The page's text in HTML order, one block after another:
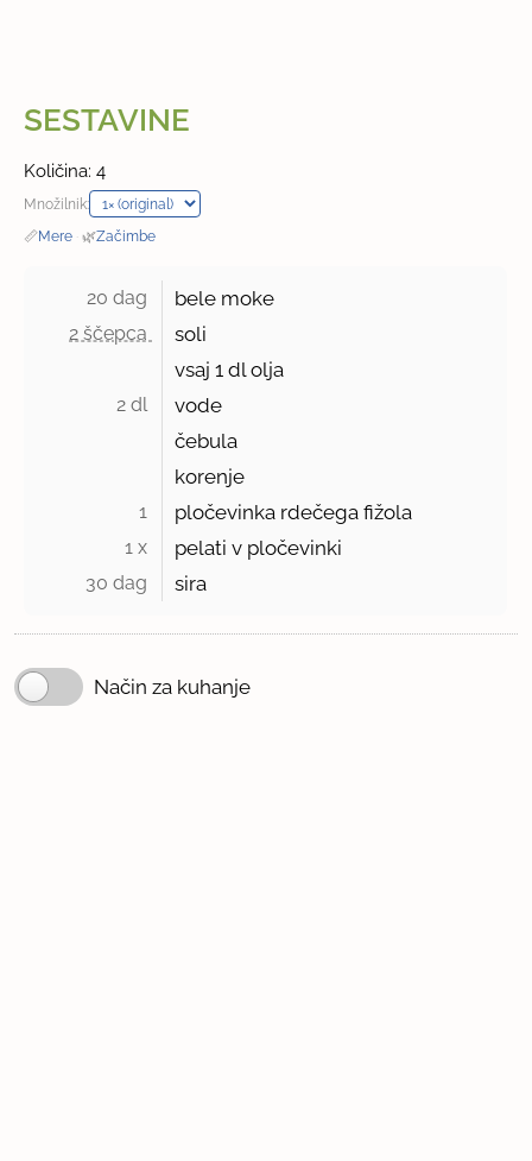
SESTAVINE
Količina: 4
Množilnik:
📏Mere · 🌿Začimbe
20 dag bele moke
2 ščepca
soli
vsaj1 dlolja
2 dl
vode
čebula
korenje
1 pločevinka rdečega fižola
1 x pelati v pločevinki
30 dag sira
Način za kuhanje